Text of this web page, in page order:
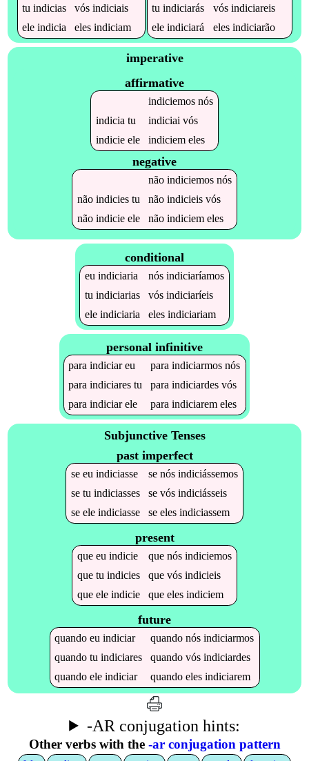
tuindicias vósindiciais
eleindicia elesindiciam
tuindiciarás vósindiciareis
eleindiciará elesindiciarão
imperative
affirmative
indiciemosnós
indicia tu indiciai vós
indicieele indiciemeles
negative
não indiciemosnós
não indiciestu não indicieisvós
não indicieele não indiciemeles
conditional
eu indiciaria nós indiciaríamos
tu indiciarias vós indiciaríeis
ele indiciaria eles indiciariam
personal infinitive
paraindiciareu paraindiciarmos nós
paraindiciares tu paraindiciardes vós
paraindiciarele paraindiciarem eles
Subjunctive Tenses
past imperfect
se eu indiciasse se nós indiciássemos
se tu indiciasses se vós indiciásseis
se ele indiciasse se eles indiciassem
present
que eu indicie que nós indiciemos
que tu indicies que vós indicieis
que ele indicie que eles indiciem
future
quandoeuindiciar quandonósindiciarmos
quandotuindiciares quandovósindiciardes
quandoeleindiciar quandoelesindiciarem
-AR conjugation hints:
Other verbs with the -ar conjugation pattern